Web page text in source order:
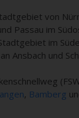
von
Passau im
im
Ansbach und
, Bamberg